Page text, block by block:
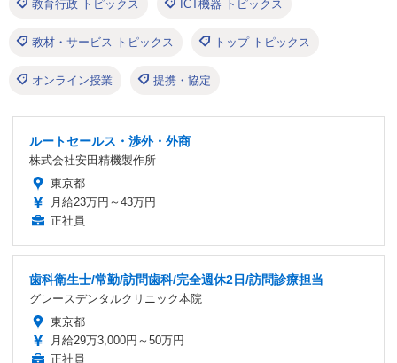
教育行政 トピックス ICT機器 トピックス
教材・サービス トピックス トップ トピックス
オンライン授業 提携・協定
ルートセールス・渉外・外商
株式会社安田精機製作所
東京都
月給23万円～43万円
正社員
歯科衛生士/常勤/訪問歯科/完全週休2日/訪問診療担当
グレースデンタルクリニック本院
東京都
月給29万3,000円～50万円
正社員